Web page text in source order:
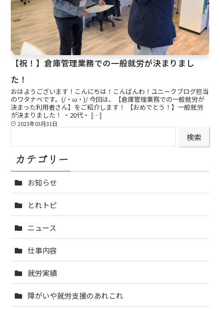
【祝！】倉庫管理業務での一般就労が決まりまし
た！
おはようございます！こんにちは！こんばんわ！ユニークブログ担当
のワタナベです。(/・ω・)/ 今回は、【倉庫管理業務での一般就労が
決まった利用者さん】をご紹介します！ 【おめでとう！】一般就労
が決まりました！ ・20代・ […]
2023年03月31日
検索
カテゴリー
お知らせ
とれトピ
ニュース
仕事内容
就労実績
障がいや就労支援のあれこれ